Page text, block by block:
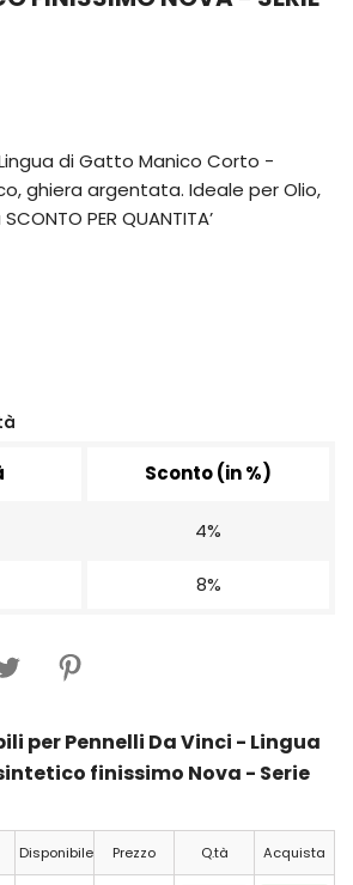
di Gatto Manico Corto -
ghiera argentata. Ideale per Olio,
PER QUANTITA’
Sconto (in %)
4%
8%
per Pennelli Da Vinci - Lingua
finissimo Nova - Serie
Disponibile Prezzo Q.tà Acquista